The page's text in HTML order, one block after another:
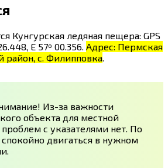
Кунгурская ледяная пещера: GPS
E 57º 00.356. Адрес: Пермская
район, с. Филипповка
Из-за важности
объекта для местной
с указателями нет. По
двигаться в нужном